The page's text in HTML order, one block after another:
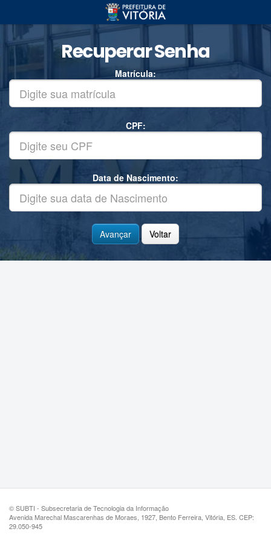
Recuperar Senha
Matrícula:
CPF:
Data de Nascimento:
Voltar
© SUBTI - Subsecretaria de Tecnologia da Informação
Avenida Marechal Mascarenhas de Moraes, 1927, Bento Ferreira, Vitória, ES. CEP:
29.050-945